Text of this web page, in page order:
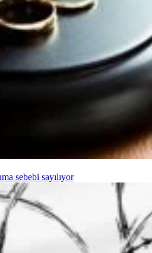
sebebi sayılıyor